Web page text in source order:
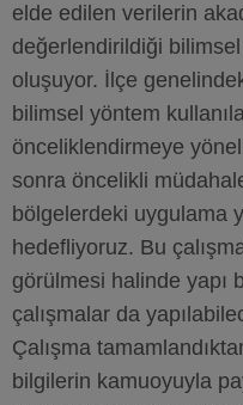
elde edilen verilerin
değerlendirildiği
oluşuyor. İlçe
bilimsel yöntem
önceliklendirmeye
sonra öncelikli
bölgelerdeki uygulama
hedefliyoruz. Bu
görülmesi halinde yapı
çalışmalar da
Çalışma
bilgilerin kamuoyuyla